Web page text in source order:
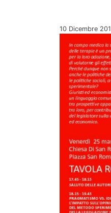
Pubblicato il
10 Dicembre